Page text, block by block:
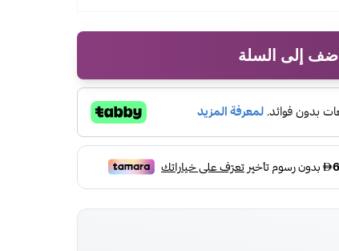
أضف إلى السلة